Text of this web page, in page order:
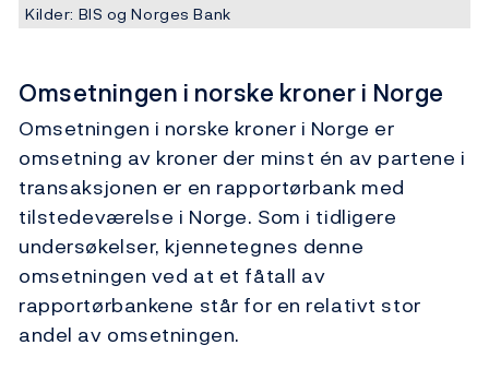
Kilder: BIS og Norges Bank
Omsetningen i norske kroner i Norge
Omsetningen i norske kroner i Norge er
omsetning av kroner der minst én av partene i
transaksjonen er en rapportørbank med
tilstedeværelse i Norge. Som i tidligere
undersøkelser, kjennetegnes denne
omsetningen ved at et fåtall av
rapportørbankene står for en relativt stor
andel av omsetningen.